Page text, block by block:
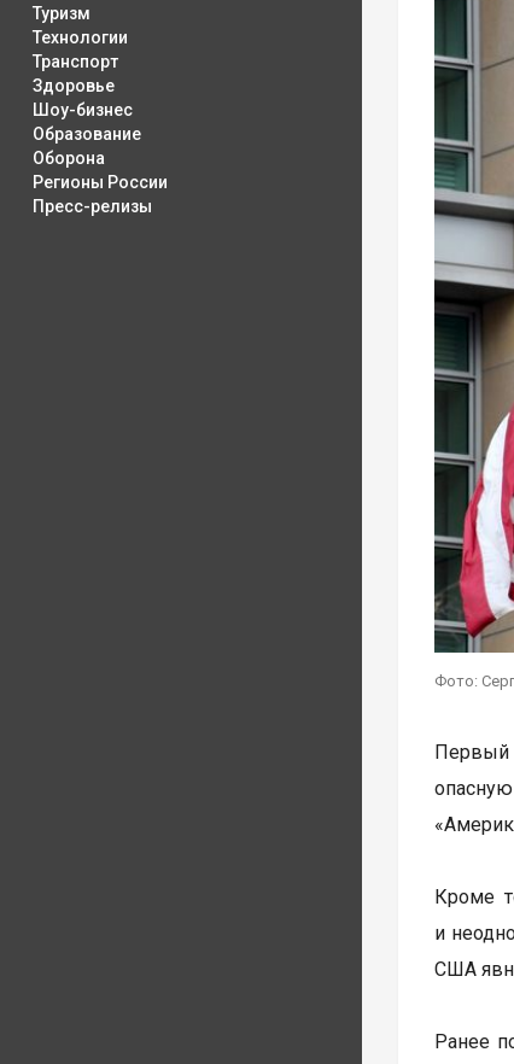
Туризм
Технологии
Транспорт
Здоровье
Шоу-бизнес
Образование
Оборона
Регионы России
Пресс-релизы
Фото:
Первый
Кроме
и
США
Ранее